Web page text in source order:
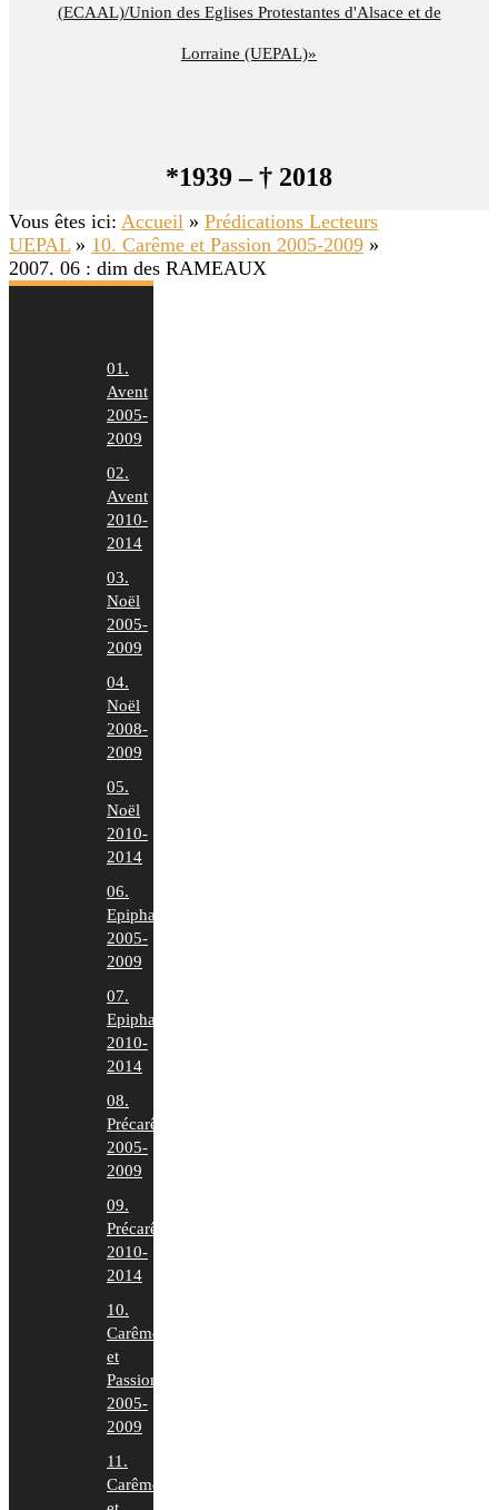
(ECAAL)/Union des Eglises Protestantes d'Alsace et de
Lorraine (UEPAL)»
*1939 – † 2018
Vous êtes ici: Accueil » Prédications Lecteurs
UEPAL » 10. Carême et Passion 2005-2009 »
2007. 06 : dim des RAMEAUX
01.
Avent
2005-
2009
02.
Avent
2010-
2014
03.
Noël
2005-
2009
04.
Noël
2008-
2009
05.
Noël
2010-
2014
06.
Epiphanie
2005-
2009
07.
Epiphanie
2010-
2014
08.
Précarême
2005-
2009
09.
Précarême
2010-
2014
10.
Carême
et
Passion
2005-
2009
11.
Carême